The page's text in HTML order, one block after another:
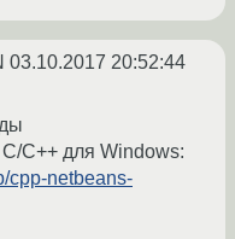
03.10.2017 20:52:44
C++ для Windows:
cpp-netbeans-